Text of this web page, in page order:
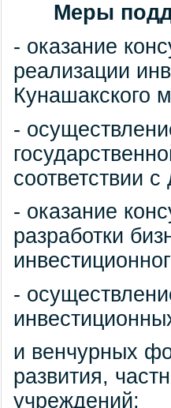
Меры
- оказание
реализации
Кунашакского
-
соответствии
- оказание
разработки
-
и венчурных
развития,
учреждений;